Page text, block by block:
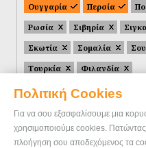
Πολιτική Cookies
Για να σου εξασφαλίσουμε μια
χρησιμοποιούμε cookies.
πλοήγηση σου αποδεχόμενος τα
Ουγγαρία
Περσία
Ρωσία
Σιβηρία
Σκωτία
Σομαλία
Τουρκία
Φιλανδία